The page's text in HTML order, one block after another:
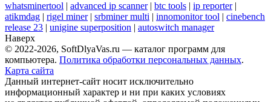
whatsminertool | advanced ip scanner| btc tools | ip reporter|
atikmdag | rigel miner| srbminer multi | innomonitor tool | cinebench
release 23 | unigine superposition | autoswitch manager
Наверх
© 2022-2026, SoftDlyaVas.ru — каталог программ для
компьютера. Политика обработки персональных данных.
Карта сайта
Данный интернет-сайт носит исключительно
информационный характер и ни при каких условиях